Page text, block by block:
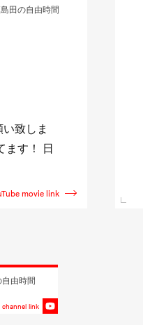
の優等生台TV
ル登録》
て収録す
movie link
由時間
channel link